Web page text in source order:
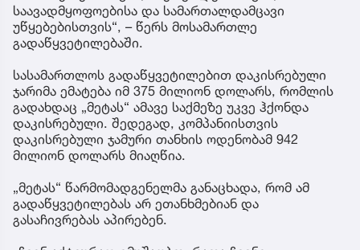
საავადმყოფოებისა და სამართალდამცავი
უწყებებისთვის“, – წერს მოსამართლე
გადაწყვეტილებაში.
სასამართლოს გადაწყვეტილებით დაკისრებული
ჯარიმა ემატება იმ 375 მილიონ დოლარს, რომლის
გადახდაც „მეტას“ ამავე საქმეზე უკვე ჰქონდა
დაკისრებული. შედეგად, კომპანიისთვის
დაკისრებული ჯამური თანხის ოდენობამ 942
მილიონ დოლარს მიაღწია.
„მეტას“ წარმომადგენელმა განაცხადა, რომ ამ
გადაწყვეტილებას არ ეთანხმებიან და
გასაჩივრებას აპირებენ.